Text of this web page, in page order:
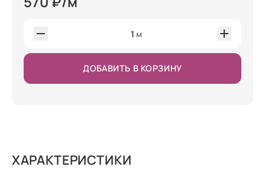
1 м
ДОБАВИТЬ В КОРЗИНУ
ХАРАКТЕРИСТИКИ